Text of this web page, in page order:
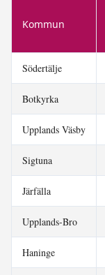
Kommun
Södertälje
Botkyrka
Upplands Väsby
Sigtuna
Järfälla
Upplands-Bro
Haninge